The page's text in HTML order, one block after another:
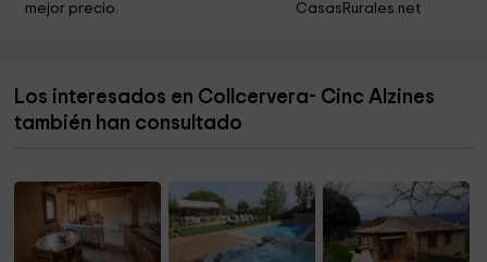
Cal llossa 5,0 km
Parròquia del Sagrat Cor 5,4 km
mejor precio.
CasasRurales.net
Los interesados en Collcervera- Cinc Alzines
también han consultado